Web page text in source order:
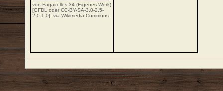
von Fagairolles 34 (Eigenes Werk)
[GFDL oder CC-BY-SA-3.0-2.5-
2.0-1.0], via Wikimedia Commons